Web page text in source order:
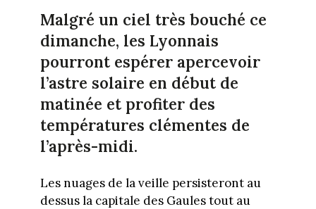
Malgré un ciel très bouché ce
dimanche, les Lyonnais
pourront espérer apercevoir
l’astre solaire en début de
matinée et profiter des
températures clémentes de
l’après-midi.
Les nuages de la veille persisteront au
dessus la capitale des Gaules tout au